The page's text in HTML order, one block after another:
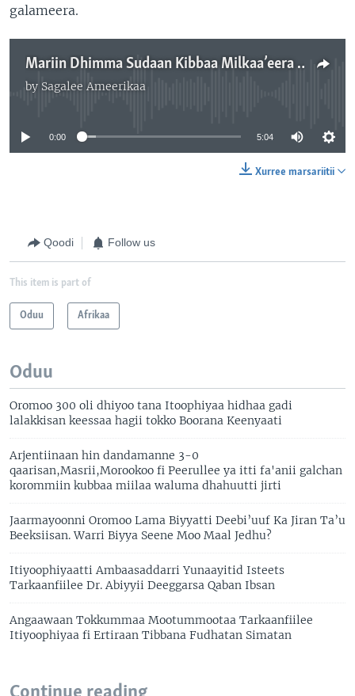
galameera.
Mariin Dhimma Sudaan Kibbaa Milkaa’eera Jenna: Dubbi Himaa Ministrii Dhimma Alaa Itiyoophiyaa
by Sagalee Ameerikaa
No media source currently available
0:00 5:04
Xurree marsariitii
Qoodi Follow us
This item is part of
Oduu Afrikaa
Oduu
Oromoo 300 oli dhiyoo tana Itoophiyaa hidhaa gadi
lalakkisan keessaa hagii tokko Boorana Keenyaati
Arjentiinaan hin dandamanne 3-0
qaarisan,Masrii,Morookoo fi Peerullee ya itti fa'anii galchan
korommiin kubbaa miilaa waluma dhahuutti jirti
Jaarmayoonni Oromoo Lama Biyyatti Deebi’uuf Ka Jiran Ta’u
Beeksiisan. Warri Biyya Seene Moo Maal Jedhu?
Itiyoophiyaatti Ambaasaddarri Yunaayitid Isteets
Tarkaanfiilee Dr. Abiyyii Deeggarsa Qaban Ibsan
Angaawaan Tokkummaa Mootummootaa Tarkaanfiilee
Itiyoophiyaa fi Ertiraan Tibbana Fudhatan Simatan
Continue reading